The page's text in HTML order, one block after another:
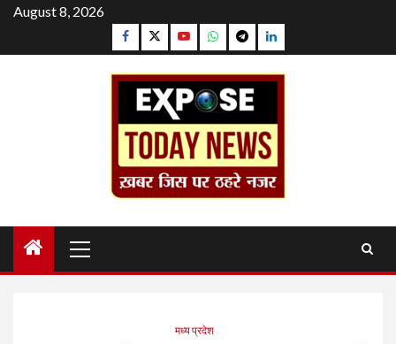
Skip
content
August 8, 2026
Facebook
TwitterYouTubeWhatsapp
TelegramLinkedin
Menu
मध्य प्रदेश